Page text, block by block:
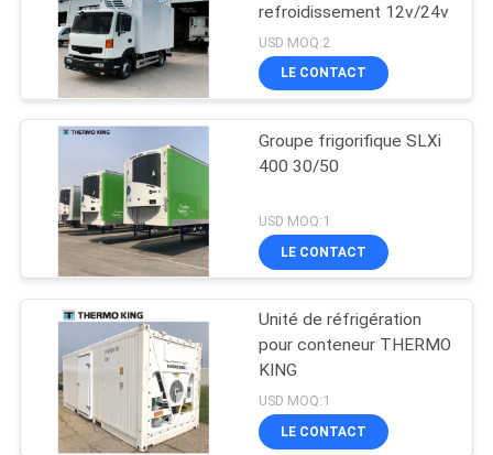
refroidissement 12v/24v
USD MOQ:2
LE CONTACT
Groupe frigorifique SLXi
400 30/50
USD MOQ:1
LE CONTACT
Unité de réfrigération
pour conteneur THERMO
KING
USD MOQ:1
LE CONTACT